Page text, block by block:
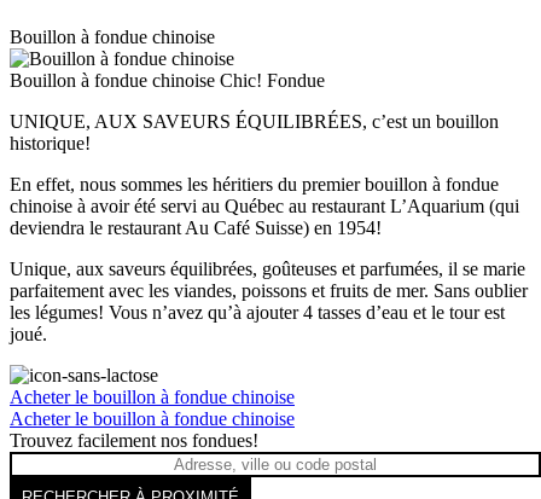
Bouillon à fondue chinoise
Bouillon à fondue chinoise Chic! Fondue
UNIQUE, AUX SAVEURS ÉQUILIBRÉES, c’est un bouillon
historique!
En effet, nous sommes les héritiers du premier bouillon à fondue
chinoise à avoir été servi au Québec au restaurant L’Aquarium (qui
deviendra le restaurant Au Café Suisse) en 1954!
Unique, aux saveurs équilibrées, goûteuses et parfumées, il se marie
parfaitement avec les viandes, poissons et fruits de mer. Sans oublier
les légumes! Vous n’avez qu’à ajouter 4 tasses d’eau et le tour est
joué.
Acheter le bouillon à fondue chinoise
Acheter le bouillon à fondue chinoise
Trouvez facilement nos fondues!